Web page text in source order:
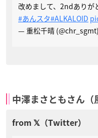
改めまして、2ndありが
#あんスタ#ALKALOID
— 重松千晴 (@chr_sgmt)
中澤まさともさん（